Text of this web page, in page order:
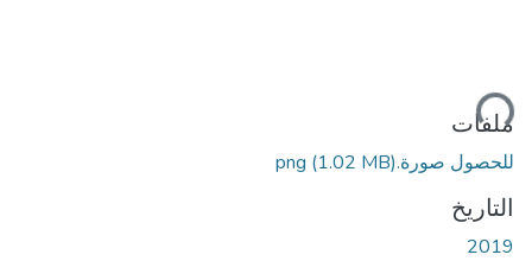
ملفات
للحصول صورة.png(1.02 MB)
التاريخ
2019